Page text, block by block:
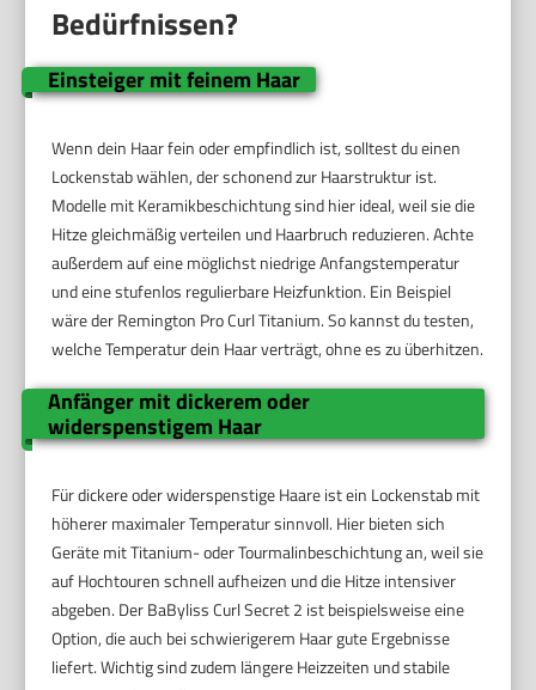
Bedürfnissen?
Einsteiger mit feinem Haar
Wenn dein Haar fein oder empfindlich ist, solltest du einen
Lockenstab wählen, der schonend zur Haarstruktur ist.
Modelle mit Keramikbeschichtung sind hier ideal, weil sie die
Hitze gleichmäßig verteilen und Haarbruch reduzieren. Achte
außerdem auf eine möglichst niedrige Anfangstemperatur
und eine stufenlos regulierbare Heizfunktion. Ein Beispiel
wäre der Remington Pro Curl Titanium. So kannst du testen,
welche Temperatur dein Haar verträgt, ohne es zu überhitzen.
Anfänger mit dickerem oder
widerspenstigem Haar
Für dickere oder widerspenstige Haare ist ein Lockenstab mit
höherer maximaler Temperatur sinnvoll. Hier bieten sich
Geräte mit Titanium- oder Tourmalinbeschichtung an, weil sie
auf Hochtouren schnell aufheizen und die Hitze intensiver
abgeben. Der BaByliss Curl Secret 2 ist beispielsweise eine
Option, die auch bei schwierigerem Haar gute Ergebnisse
liefert. Wichtig sind zudem längere Heizzeiten und stabile